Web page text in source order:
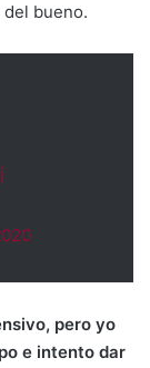
bueno.
pero yo
e intento dar